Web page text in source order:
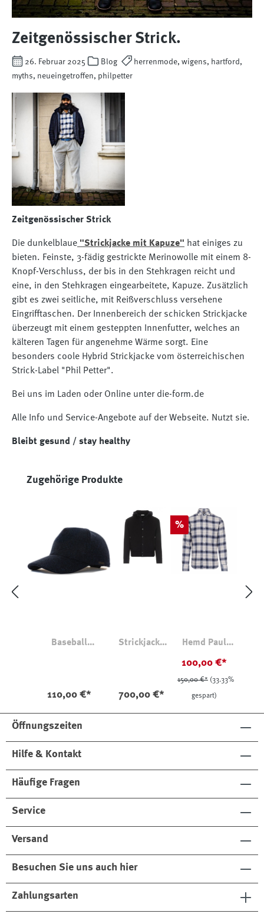
Zeitgenössischer Strick.
26. Februar 2025 Blog
herrenmode, wigens, hartford,
myths, neueingetroffen, philpetter
Zeitgenössischer Strick
Die dunkelblaue "Strickjacke mit Kapuze" hat einiges zu
bieten. Feinste, 3-fädig gestrickte Merinowolle mit einem 8-
Knopf-Verschluss, der bis in den Stehkragen reicht und
eine, in den Stehkragen eingearbeitete, Kapuze. Zusätzlich
gibt es zwei seitliche, mit Reißverschluss versehene
Eingrifftaschen. Der Innenbereich der schicken Strickjacke
überzeugt mit einem gesteppten Innenfutter, welches an
kälteren Tagen für angenehme Wärme sorgt. Eine
besonders coole Hybrid Strickjacke vom österreichischen
Strick-Label "Phil Petter".
Bei uns im Laden oder Online unter die-form.de
Alle Info und Service-Angebote auf der Webseite. Nutzt sie.
Bleibt gesund / stay healthy
Produktgalerie überspringen
Zugehörige Produkte
Baseball
110,00 €*
Strickjacke
700,00 €*
Rabatt
%
Hemd Paul
Plaids
100,00 €*
150,00 €* (33.33%
gespart)
Öffnungszeiten
Hilfe & Kontakt
Häufige Fragen
Service
Versand
Besuchen Sie uns auch hier
Zahlungsarten